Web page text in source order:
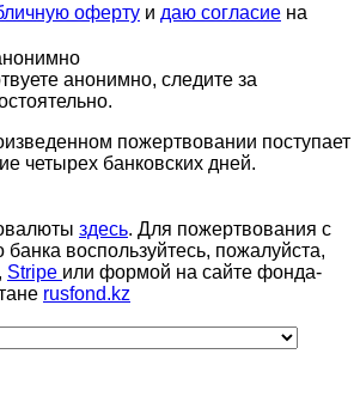
оферту и даю согласие на
анонимно, следите за
пожертвовании поступает
четырех банковских дней.
здесь. Для пожертвования с
банка воспользуйтесь, пожалуйста,
, Stripe или формой на сайте фонда-
rusfond.kz